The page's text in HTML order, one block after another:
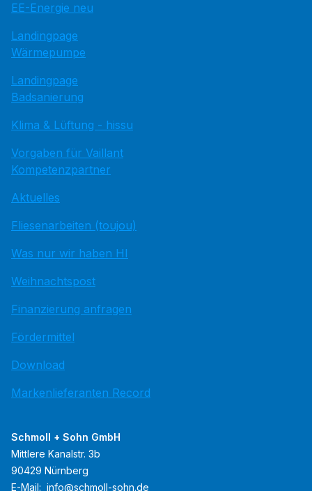
EE-Energie neu
Landingpage
Wärmepumpe
Landingpage
Badsanierung
Klima & Lüftung - hissu
Vorgaben für Vaillant
Kompetenzpartner
Aktuelles
Fliesenarbeiten (toujou)
Was nur wir haben HI
Weihnachtspost
Finanzierung anfragen
Fördermittel
Download
Markenlieferanten Record
Schmoll + Sohn GmbH
Mittlere Kanalstr. 3b
90429 Nürnberg
E-Mail: info@schmoll-sohn.de